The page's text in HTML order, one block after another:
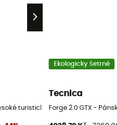
turistické boty
Ekologicky šetrné
Tecnica
Forge 2.0 GTX -